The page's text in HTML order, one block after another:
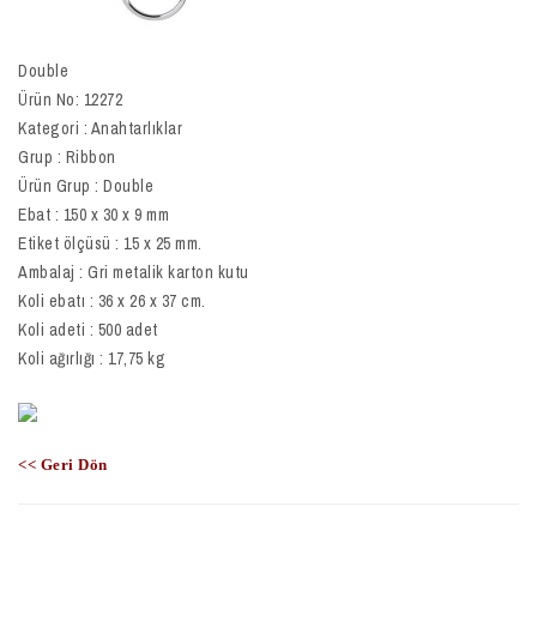
Double
Ürün No: 12272
Kategori : Anahtarlıklar
Grup : Ribbon
Ürün Grup : Double
Ebat : 150 x 30 x 9 mm
Etiket ölçüsü : 15 x 25 mm.
Ambalaj : Gri metalik karton kutu
Koli ebatı : 36 x 26 x 37 cm.
Koli adeti : 500 adet
Koli ağırlığı : 17,75 kg
<< Geri Dön